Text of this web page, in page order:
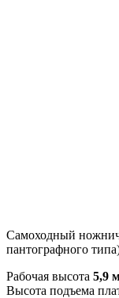
Самоходный
пантографного
Рабочая высота 5,9
Высота подъема